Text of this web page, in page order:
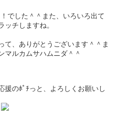
でした＾＾また、いろいろ出て
チしますね。
て、ありがとうございます＾＾ま
ルカムサハムニダ＾＾
援のﾎﾟﾁっと、よろしくお願いし